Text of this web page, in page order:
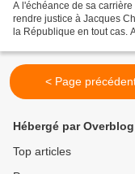
A l'échéance de sa
rendre justice à Jacques
la République en tout cas.
< Page
Hébergé par Overblog
Top articles